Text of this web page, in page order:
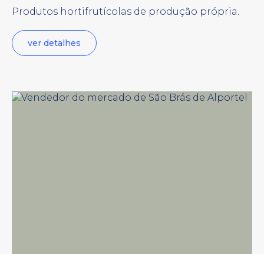
Produtos hortifrutícolas de produção própria.
ver detalhes